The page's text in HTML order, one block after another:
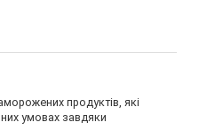
продуктів, які
умовах завдяки